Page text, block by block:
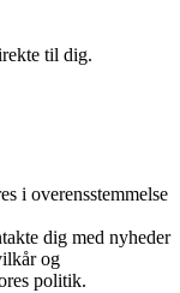
til dig.
i overensstemmelse
dig med nyheder
og
politik.